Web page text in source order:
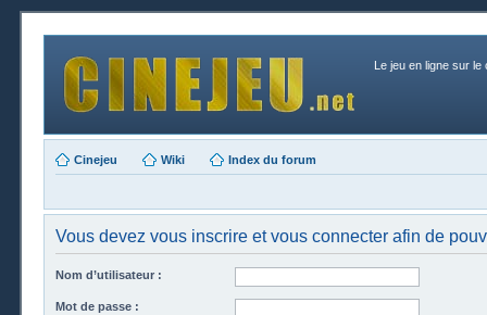
Le jeu en ligne sur le
Cinejeu Wiki Index du forum
Vous devez vous inscrire et vous connecter afin de
Nom d’utilisateur :
Mot de passe :